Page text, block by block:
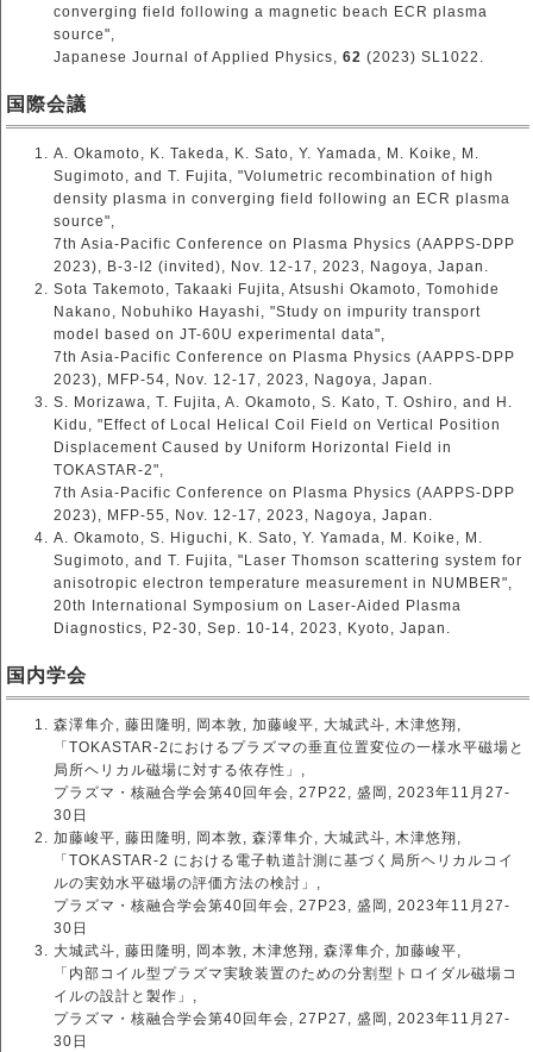
converging field following a magnetic beach ECR plasma
source",
Japanese Journal of Applied Physics,62 (2023) SL1022.
国際会議
A. Okamoto, K. Takeda, K. Sato, Y. Yamada, M. Koike, M.
Sugimoto, and T. Fujita, "Volumetric recombination of high
density plasma in converging field following an ECR plasma
source",
7th Asia-Pacific Conference on Plasma Physics (AAPPS-DPP
2023), B-3-I2 (invited), Nov. 12-17, 2023, Nagoya, Japan.
Sota Takemoto, Takaaki Fujita, Atsushi Okamoto, Tomohide
Nakano, Nobuhiko Hayashi, "Study on impurity transport
model based on JT-60U experimental data",
7th Asia-Pacific Conference on Plasma Physics (AAPPS-DPP
2023), MFP-54, Nov. 12-17, 2023, Nagoya, Japan.
S. Morizawa, T. Fujita, A. Okamoto, S. Kato, T. Oshiro, and H.
Kidu, "Effect of Local Helical Coil Field on Vertical Position
Displacement Caused by Uniform Horizontal Field in
TOKASTAR-2",
7th Asia-Pacific Conference on Plasma Physics (AAPPS-DPP
2023), MFP-55, Nov. 12-17, 2023, Nagoya, Japan.
A. Okamoto, S. Higuchi, K. Sato, Y. Yamada, M. Koike, M.
Sugimoto, and T. Fujita, "Laser Thomson scattering system for
anisotropic electron temperature measurement in NUMBER",
20th International Symposium on Laser-Aided Plasma
Diagnostics, P2-30, Sep. 10-14, 2023, Kyoto, Japan.
国内学会
森澤隼介, 藤田隆明, 岡本敦, 加藤峻平, 大城武斗, 木津悠翔,
「TOKASTAR-2におけるプラズマの垂直位置変位の一様水平磁場と
局所ヘリカル磁場に対する依存性」,
プラズマ・核融合学会第40回年会, 27P22, 盛岡, 2023年11月27-
30日
加藤峻平, 藤田隆明, 岡本敦, 森澤隼介, 大城武斗, 木津悠翔,
「TOKASTAR-2 における電子軌道計測に基づく局所ヘリカルコイ
ルの実効水平磁場の評価方法の検討」,
プラズマ・核融合学会第40回年会, 27P23, 盛岡, 2023年11月27-
30日
大城武斗, 藤田隆明, 岡本敦, 木津悠翔, 森澤隼介, 加藤峻平,
「内部コイル型プラズマ実験装置のための分割型トロイダル磁場コ
イルの設計と製作」,
プラズマ・核融合学会第40回年会, 27P27, 盛岡, 2023年11月27-
30日